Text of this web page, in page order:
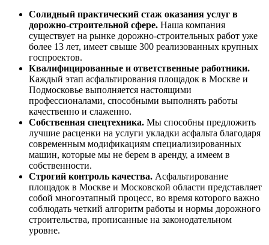
Солидный практический стаж оказания услуг в
дорожно-строительной сфере. Наша компания
существует на рынке дорожно-строительных работ уже
более 13 лет, имеет свыше 300 реализованных крупных
госпроектов.
Квалифицированные и ответственные работники.
Каждый этап асфальтирования площадок в Москве и
Подмосковье выполняется настоящими
профессионалами, способными выполнять работы
качественно и слаженно.
Собственная спецтехника. Мы способны предложить
лучшие расценки на услуги укладки асфальта благодаря
современным модификациям специализированных
машин, которые мы не берем в аренду, а имеем в
собственности.
Строгий контроль качества. Асфальтирование
площадок в Москве и Московской области представляет
собой многоэтапный процесс, во время которого важно
соблюдать четкий алгоритм работы и нормы дорожного
строительства, прописанные на законодательном
уровне.